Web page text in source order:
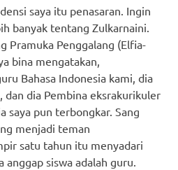
saya itu penasaran. Ingin
banyak tentang Zulkarnaini.
Pramuka Penggalang (Elfia-
bina mengatakan,
Bahasa Indonesia kami, dia
dan dia Pembina eksrakurikuler
saya pun terbongkar. Sang
menjadi teman
satu tahun itu menyadari
anggap siswa adalah guru.